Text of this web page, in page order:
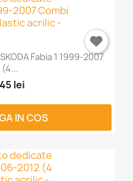
Fabia 1 1999-2007
lei
IN COS
×
client pentru a salva